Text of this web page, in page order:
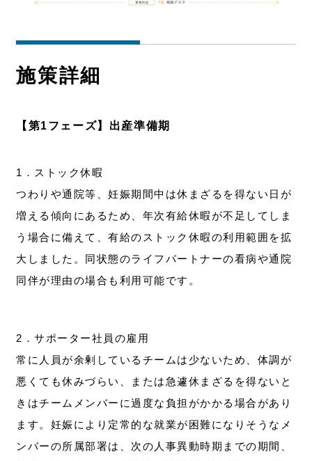
施策詳細
【第1フェーズ】出産準備期
1．ストック休暇
つわりや通院等、妊娠期間中は休まざるを得ない日が
増える傾向にあるため、年次有給休暇が不足してしま
う場合に備えて、有給のストック休暇の利用範囲を拡
大しました。同状態のライフパートナーの看病や通院
同伴が理由の場合も利用可能です。
2．サポーター社員の雇用
常に人員が余剰しているチームは少ないため、体調が
悪くても休みづらい、または急遽休まざるを得ないと
きはチームメンバーに過度な負担がかかる場合があり
ます。妊娠により定常的な就業が困難になりそうなメ
ンバーの所属部署は、次の人事異動時期までの期間、